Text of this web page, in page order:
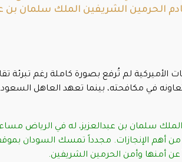
الحرمين الشريفين الملك سلمان بن
الأميركية لم تُرفع بصورة كاملة رغم تبرئة
تعاونه في مكافحته، بينما تعهد العاهل
سلمان بن عبدالعزيز، له في الرياض مساء
من أهم الإنجازات. مجدداً تمسك السودان
أمنها وأمن الحرمين الشريفين.